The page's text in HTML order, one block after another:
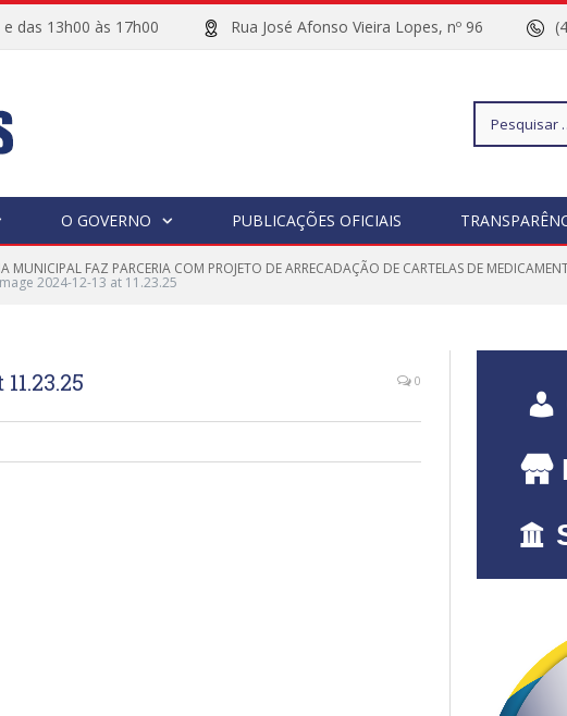
e das 13h00 às 17h00 Rua José Afonso Vieira Lopes, nº 96
Pesquisar
por:
O GOVERNO PUBLICAÇÕES OFICIAIS
MUNICIPAL FAZ PARCERIA COM PROJETO DE ARRECADAÇÃO DE CARTELAS DE
2024-12-13 at 11.23.25
0